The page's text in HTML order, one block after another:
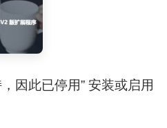
因此已停用” 安装或启用